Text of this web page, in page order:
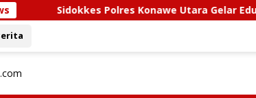
Sidokkes Polres Konawe Utara Gelar Edukasi